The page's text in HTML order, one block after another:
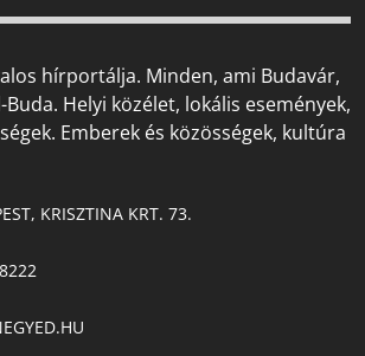
hírportálja. Minden, ami Budavár,
Buda. Helyi közélet, lokális események,
Emberek és közösségek, kultúra
KRISZTINA KRT. 73.